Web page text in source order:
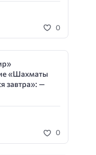
0
«Шахматы
завтра»: —
0